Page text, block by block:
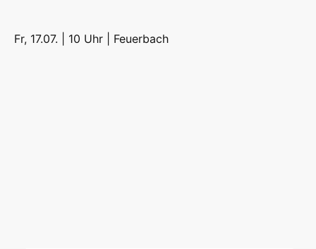
Fr, 17.07. | 10 Uhr | Feuerbach